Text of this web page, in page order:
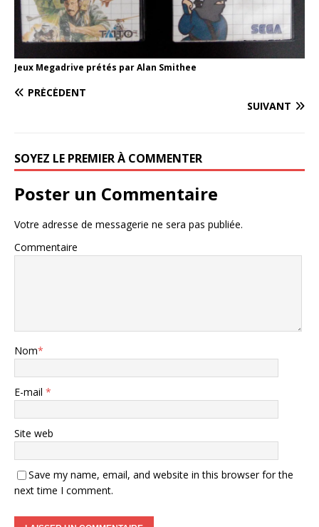
Jeux Megadrive prétés par Alan Smithee
PRÉCÉDENT
SUIVANT
SOYEZ LE PREMIER À COMMENTER
Poster un Commentaire
Votre adresse de messagerie ne sera pas publiée.
Commentaire
Nom*
E-mail *
Site web
Save my name, email, and website in this browser for the
next time I comment.